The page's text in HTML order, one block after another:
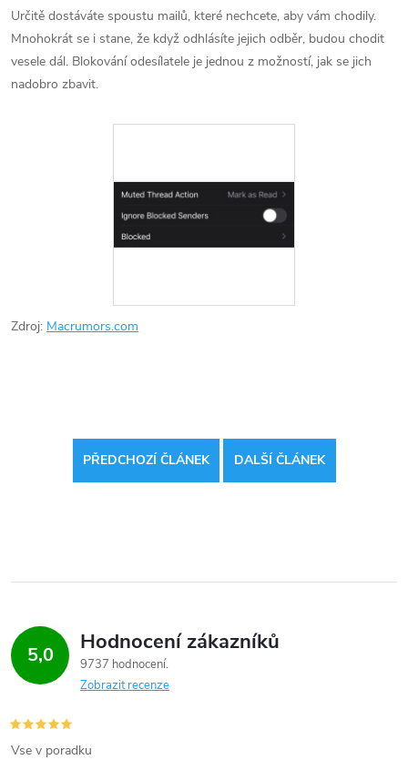
Určitě dostáváte spoustu mailů, které nechcete, aby vám chodily.
Mnohokrát se i stane, že když odhlásíte jejich odběr, budou chodit
vesele dál. Blokování odesílatele je jednou z možností, jak se jich
nadobro zbavit.
Zdroj: Macrumors.com
PŘEDCHOZÍ ČLÁNEK DALŠÍ ČLÁNEK
5,0 Hodnocení zákazníků
9737 hodnocení
Zobrazit recenze
Vse v poradku